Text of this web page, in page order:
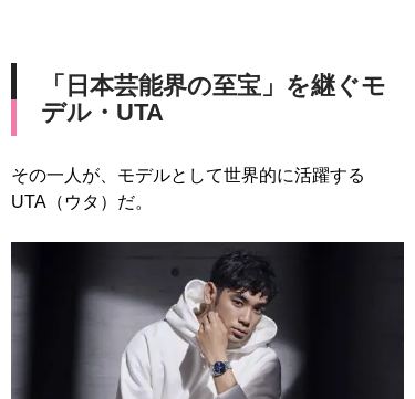
「日本芸能界の至宝」を継ぐモ
デル・UTA
その一人が、モデルとして世界的に活躍する
UTA（ウタ）だ。